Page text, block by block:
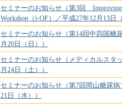
セミナーのお知らせ（第3回 Improving
Workshop（i-OF）／平成27年12月13日
セミナーのお知らせ（第14回中四国糖
月20日（日））
セミナーのお知らせ（メディカルスタ
月24日（土））
セミナーのお知らせ（第7回岡山糖尿病
21日（水））